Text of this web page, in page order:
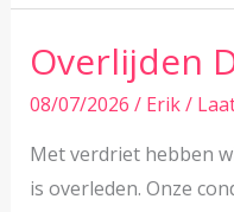
kans
op
buien,
zei
buienradar
nog.
Overlijden
08/07/2026 / Erik/
Met verdriet hebben
is overleden. Onze